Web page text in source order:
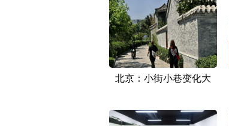
北京：小街小巷变化大